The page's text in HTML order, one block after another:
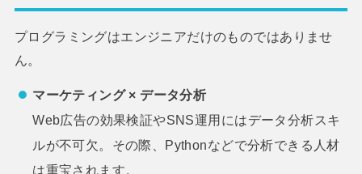
プログラミングはエンジニアだけのものではありませ
ん。
マーケティング × データ分析
Web広告の効果検証やSNS運用にはデータ分析スキ
ルが不可欠。その際、Pythonなどで分析できる人材
は重宝されます。